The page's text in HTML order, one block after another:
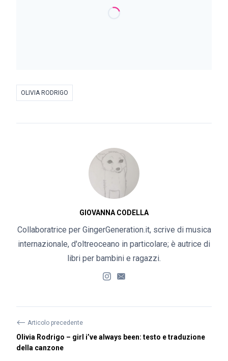
OLIVIA RODRIGO
GIOVANNA CODELLA
Collaboratrice per GingerGeneration.it, scrive di musica
internazionale, d'oltreoceano in particolare; è autrice di
libri per bambini e ragazzi.
⟵ Articolo precedente
Olivia Rodrigo – ​girl i’ve always been: testo e traduzione
della canzone